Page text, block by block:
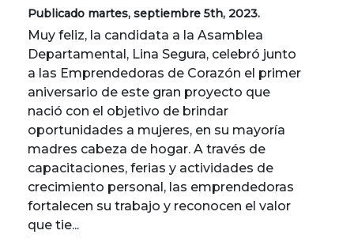
Publicado martes, septiembre 5th, 2023.
Muy feliz, la candidata a la Asamblea
Departamental, Lina Segura, celebró junto
a las Emprendedoras de Corazón el primer
aniversario de este gran proyecto que
nació con el objetivo de brindar
oportunidades a mujeres, en su mayoría
madres cabeza de hogar. A través de
capacitaciones, ferias y actividades de
crecimiento personal, las emprendedoras
fortalecen su trabajo y reconocen el valor
que tie...